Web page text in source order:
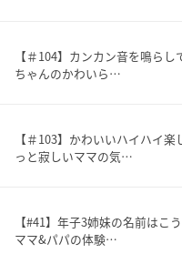
【＃104】カンカン音を鳴ら
ちゃんのかわいら…
【＃103】かわいいハイハイ
っと寂しいママの気…
【#41】年子3姉妹の名前はこ
ママ&パパの体験…